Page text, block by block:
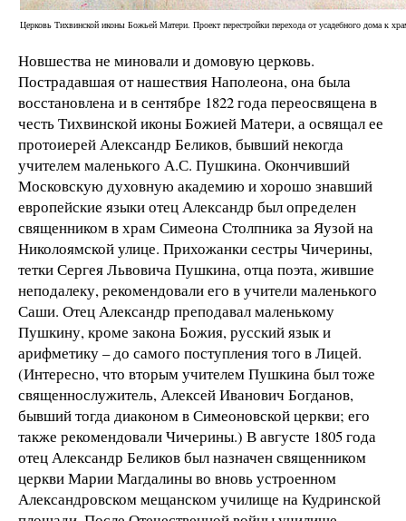
Церковь Тихвинской иконы Божьей Матери. Проект перестройки перехода от усадебного дома к
Новшества не миновали и домовую церковь.
Пострадавшая от нашествия Наполеона, она была
восстановлена и в сентябре 1822 года переосвящена в
честь Тихвинской иконы Божией Матери, а освящал ее
протоиерей Александр Беликов, бывший некогда
учителем маленького А.С. Пушкина. Окончивший
Московскую духовную академию и хорошо знавший
европейские языки отец Александр был определен
священником в храм Симеона Столпника за Яузой на
Николоямской улице. Прихожанки сестры Чичерины,
тетки Сергея Львовича Пушкина, отца поэта, жившие
неподалеку, рекомендовали его в учители маленького
Саши. Отец Александр преподавал маленькому
Пушкину, кроме закона Божия, русский язык и
арифметику – до самого поступления того в Лицей.
(Интересно, что вторым учителем Пушкина был тоже
священнослужитель, Алексей Иванович Богданов,
бывший тогда диаконом в Симеоновской церкви; его
также рекомендовали Чичерины.) В августе 1805 года
отец Александр Беликов был назначен священником
церкви Марии Магдалины во вновь устроенном
Александровском мещанском училище на Кудринской